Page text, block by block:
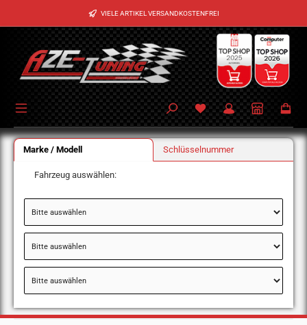
Zum Hauptinhalt springen VIELE ARTIKEL VERSANDKOSTENFREI
Marke / Modell Schlüsselnummer
Fahrzeug auswählen: